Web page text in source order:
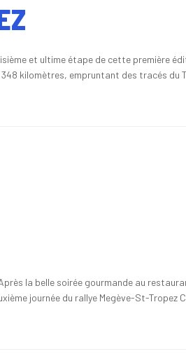
et ultime étape de cette première
kilomètres, empruntant des tracés du
la belle soirée gourmande au
journée du rallye Megève-St-Tropez